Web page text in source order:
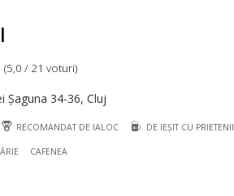
(5,0 / 21 voturi)
Șaguna 34-36, Cluj
RECOMANDAT DE IALOC DE IEȘIT CU PRIETENII
CAFENEA